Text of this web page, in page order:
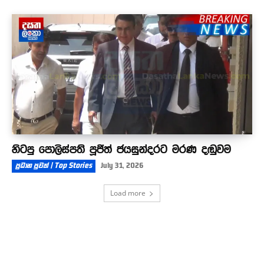
හිටපු පොලිස්පති පූජිත් ජයසුන්දරට මරණ දඬුවම
ප්‍රධාන පුවත් | Top Stories July 31, 2026
Load more